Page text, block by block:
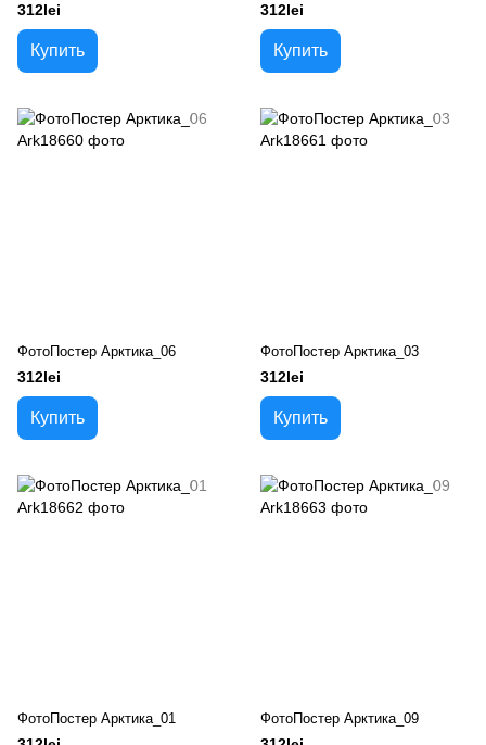
312lei
Купить
312lei
Купить
ФотоПостер Арктика_06
312lei
Купить
ФотоПостер Арктика_03
312lei
Купить
ФотоПостер Арктика_01 ФотоПостер Арктика_09